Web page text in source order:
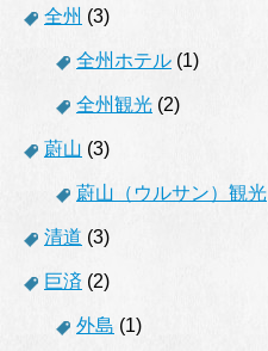
全州 (3)
全州ホテル (1)
全州観光 (2)
蔚山 (3)
蔚山（ウルサン）観光
清道 (3)
巨済 (2)
外島 (1)